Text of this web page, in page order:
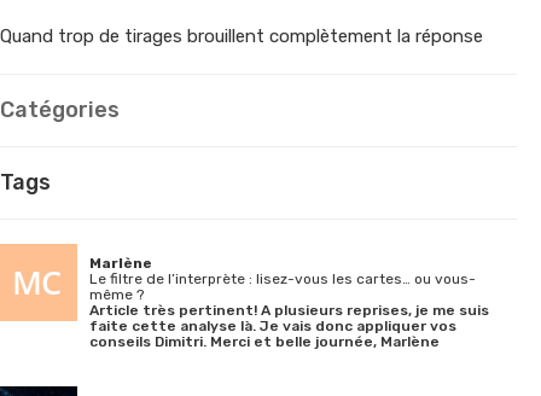
Quand trop de tirages brouillent complètement la réponse
Catégories
Tags
Marlène
Le filtre de l’interprète : lisez-vous les cartes… ou vous-
même ?
Article très pertinent! A plusieurs reprises, je me suis
faite cette analyse là. Je vais donc appliquer vos
conseils Dimitri. Merci et belle journée, Marlène